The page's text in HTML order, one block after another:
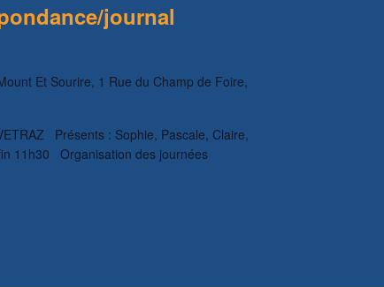
journal
Et Sourire, 1 Rue du Champ de Foire,
Présents : Sophie, Pascale, Claire,
11h30 Organisation des journées